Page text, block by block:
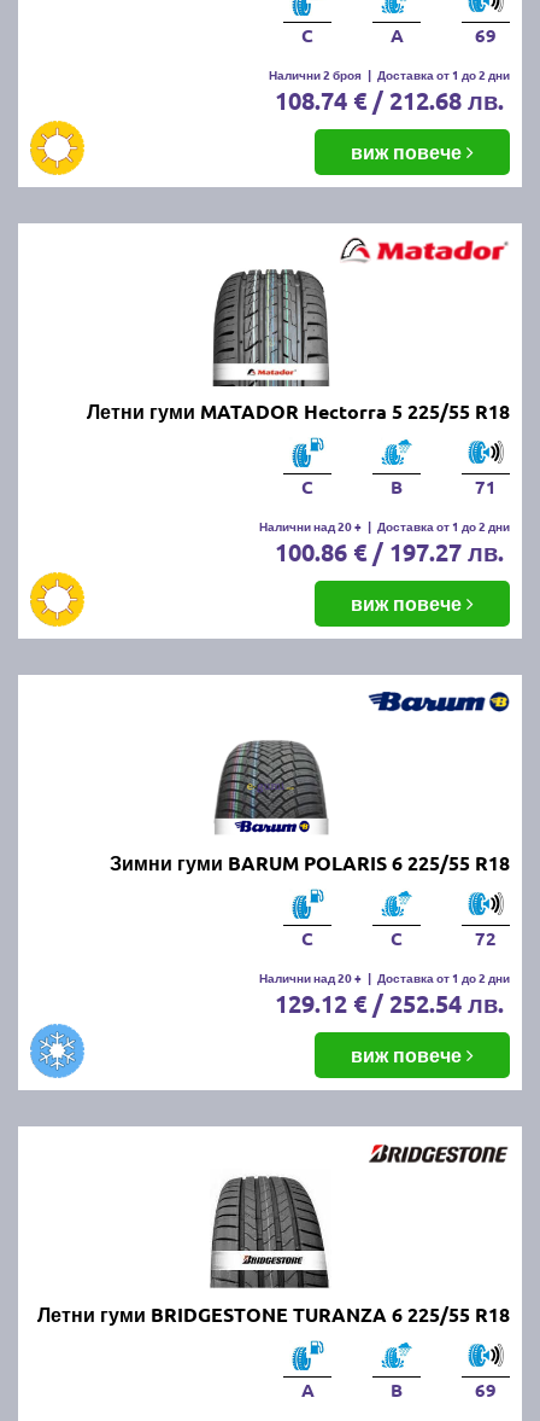
C A 69
Налични 2 броя | Доставка от 1 до 2 дни
108.74 € / 212.68 лв.
виж повече
Летни гуми MATADOR Hectorra 5 225/55 R18
C B 71
Налични над 20 + | Доставка от 1 до 2 дни
100.86 € / 197.27 лв.
виж повече
Зимни гуми BARUM POLARIS 6 225/55 R18
C C 72
Налични над 20 + | Доставка от 1 до 2 дни
129.12 € / 252.54 лв.
виж повече
Летни гуми BRIDGESTONE TURANZA 6 225/55 R18
A B 69